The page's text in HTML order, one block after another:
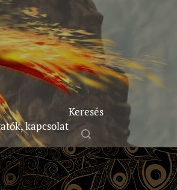
kapcsolat
Keresés